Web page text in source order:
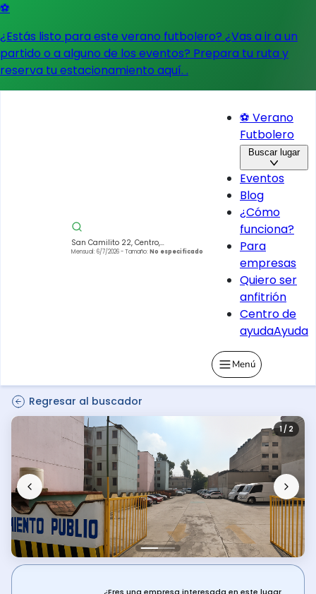
⚽
¿Estás listo para este verano futbolero? ¿Vas a ir a un
partido o a alguno de los eventos? Prepara tu ruta y
reserva tu estacionamiento aquí. .
San Camilito 22, Centro,
Cuauhtémoc, 06010 Ciudad de
Mensual: 6/7/2026- Tamaño: No especificado
⚽ Verano
Futbolero
Buscar lugar
Eventos
Blog
¿Cómo
funciona?
Para
empresas
Quiero ser
anfitrión
Centro de
ayudaAyuda
Menú
Regresar al buscador
1 / 2
¿Eres una empresa interesada en este lugar